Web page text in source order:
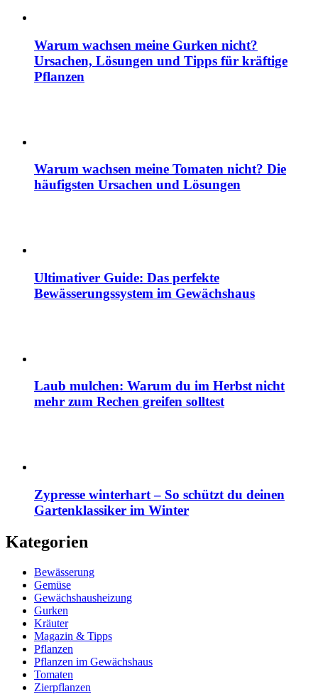
Warum wachsen meine Gurken nicht?
Ursachen, Lösungen und Tipps für kräftige
Pflanzen
Warum wachsen meine Tomaten nicht? Die
häufigsten Ursachen und Lösungen
Ultimativer Guide: Das perfekte
Bewässerungssystem im Gewächshaus
Laub mulchen: Warum du im Herbst nicht
mehr zum Rechen greifen solltest
Zypresse winterhart – So schützt du deinen
Gartenklassiker im Winter
Kategorien
Bewässerung
Gemüse
Gewächshausheizung
Gurken
Kräuter
Magazin & Tipps
Pflanzen
Pflanzen im Gewächshaus
Tomaten
Zierpflanzen